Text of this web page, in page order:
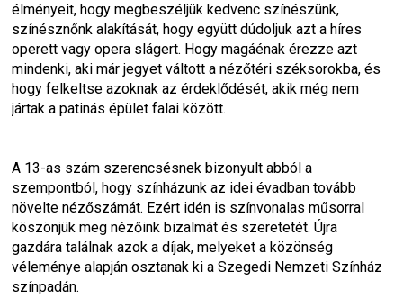
élményeit, hogy megbeszéljük kedvenc színészünk,
színésznőnk alakítását, hogy együtt dúdoljuk azt a híres
operett vagy opera slágert. Hogy magáénak érezze azt
mindenki, aki már jegyet váltott a nézőtéri széksorokba, és
hogy felkeltse azoknak az érdeklődését, akik még nem
jártak a patinás épület falai között.
A 13-as szám szerencsésnek bizonyult abból a
szempontból, hogy színházunk az idei évadban tovább
növelte nézőszámát. Ezért idén is színvonalas műsorral
köszönjük meg nézőink bizalmát és szeretetét. Újra
gazdára találnak azok a díjak, melyeket a közönség
véleménye alapján osztanak ki a Szegedi Nemzeti Színház
színpadán.